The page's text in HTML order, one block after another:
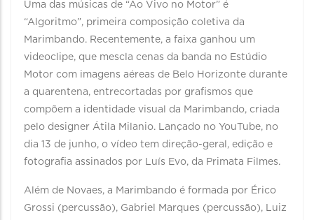
Uma das músicas de “Ao Vivo no Motor” é
“Algoritmo”, primeira composição coletiva da
Marimbando. Recentemente, a faixa ganhou um
videoclipe, que mescla cenas da banda no Estúdio
Motor com imagens aéreas de Belo Horizonte durante
a quarentena, entrecortadas por grafismos que
compõem a identidade visual da Marimbando, criada
pelo designer Átila Milanio. Lançado no YouTube, no
dia 13 de junho, o vídeo tem direção-geral, edição e
fotografia assinados por Luís Evo, da Primata Filmes.
Além de Novaes, a Marimbando é formada por Érico
Grossi (percussão), Gabriel Marques (percussão), Luiz